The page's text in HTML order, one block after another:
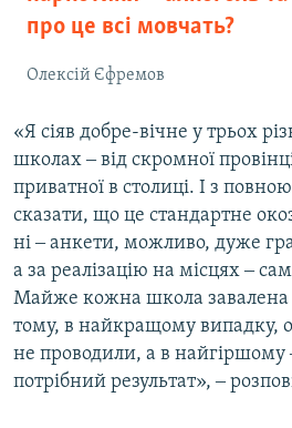
про це всі мовчать?
Олексій Єфремов
«Я сіяв добре-вічне у трьох
школах ‒ від скромної
приватної в столиці. І з
сказати, що це стандартне
ні ‒ анкети, можливо, дуже
а за реалізацію на місцях ‒
Майже кожна школа завалена
тому, в найкращому випадку,
не проводили, а в найгіршому
потрібний результат», ‒